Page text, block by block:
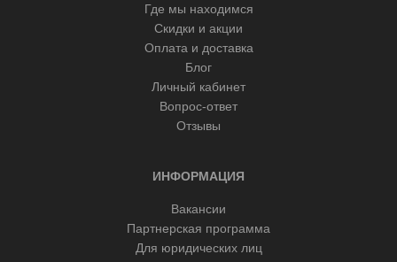
Где мы находимся
Скидки и акции
Оплата и доставка
Блог
Личный кабинет
Вопрос-ответ
Отзывы
ИНФОРМАЦИЯ
Вакансии
Партнерская программа
Для юридических лиц